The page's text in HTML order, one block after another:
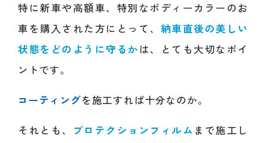
特に新車や高額車、特別なボディーカラーのお
車を購入された方にとって、 納車直後の美しい
状態をどのように守るかは、とても大切なポイ
ントです。
コーティングを施工すれば十分なのか。
それとも、 プロテクションフィルム まで施工し